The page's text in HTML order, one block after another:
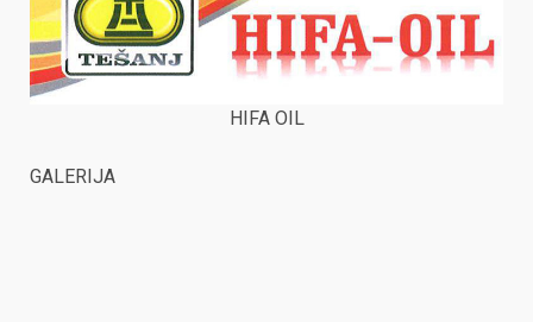
HIFA OIL
GALERIJA